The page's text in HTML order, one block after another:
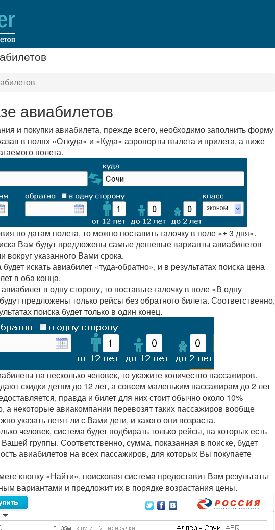
авиабилетов
и покупки авиабилета, прежде всего, необходимо заполнить форму
в полях «Откуда» и «Куда» аэропорты вылета и прилета, а ниже
полета.
по датам полета, то можно поставить галочку в поле «± 3 дня».
Вам будут предложены самые дешевые варианты авиабилетов
вокруг указанного Вами срока.
искать авиабилет «туда-обратно», и в результатах поиска цена
в оба конца.
в одну сторону, то поставьте галочку в поле «В одну
предложены только рейсы без обратного билета. Соответственно,
поиска будет только в один конец.
на несколько человек, то укажите количество пассажиров.
скидки детям до 12 лет, а совсем маленьким пассажирам до 2 лет
правда и билет для них стоит обычно около 10%
а некоторые авиакомпании перевозят таких пассажиров вообще
указать летят ли с Вами дети, и какого они возраста.
человек, система будет подбирать только рейсы, на которых есть
группы. Соответственно, сумма, показанная в поиске, будет
авиабилетов на всех пассажиров, для которых Вы покупаете
кнопку «Найти», поисковая система предоставит Вам результаты
вариантами и предложит их в порядке возрастания цены.